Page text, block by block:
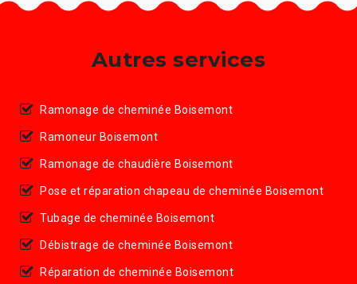
Autres services
Ramonage de cheminée Boisemont
Ramoneur Boisemont
Ramonage de chaudière Boisemont
Pose et réparation chapeau de cheminée Boisemont
Tubage de cheminée Boisemont
Débistrage de cheminée Boisemont
Réparation de cheminée Boisemont